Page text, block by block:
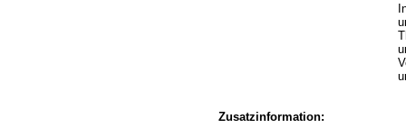
Zusatzinformation: